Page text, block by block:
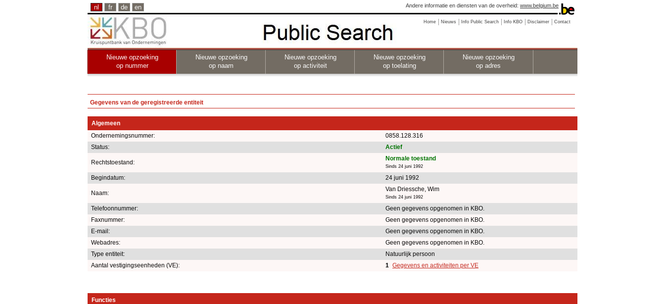
nl fr de en Andere informatie en diensten van de overheid: www.belgium.be
Home Nieuws Info Public Search Info KBO Disclaimer Contact
Nieuwe opzoeking
op nummer
Nieuwe opzoeking
op naam
Nieuwe opzoeking
op activiteit
Nieuwe opzoeking
op toelating
Nieuwe opzoeking
op adres
Gegevens van de geregistreerde entiteit
Algemeen
Ondernemingsnummer:
0858.128.316
Status:
Actief
Rechtstoestand:
Normale toestand
Sinds 24 juni 1992
Begindatum: 24 juni 1992
Naam:
Van Driessche, Wim
Sinds 24 juni 1992
Telefoonnummer:
Geen gegevens opgenomen in KBO.
Faxnummer:
Geen gegevens opgenomen in KBO.
E-mail:
Geen gegevens opgenomen in KBO.
Webadres:
Geen gegevens opgenomen in KBO.
Type entiteit:
Natuurlijk persoon
Aantal vestigingseenheden (VE):
1 Gegevens en activiteiten per VE
Functies